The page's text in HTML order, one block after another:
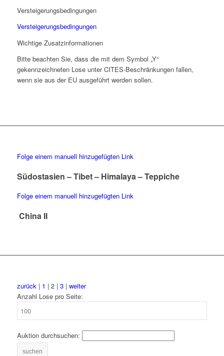
Versteigerungsbedingungen
Versteigerungsbedingungen
Wichtige Zusatzinformationen
Bitte beachten Sie, dass die mit dem Symbol „Y“
gekennzeichneten Lose unter CITES-Beschränkungen fallen,
wenn sie aus der EU ausgeführt werden sollen.
Folge einem manuell hinzugefügten Link
Südostasien – Tibet – Himalaya – Teppiche
Folge einem manuell hinzugefügten Link
China II
zurück | 1 | 2 | 3| weiter
Anzahl Lose pro Seite:
Auktion durchsuchen:
suchen